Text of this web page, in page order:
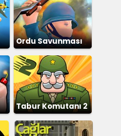
Ordu Savunması
Tabur Komutanı 2